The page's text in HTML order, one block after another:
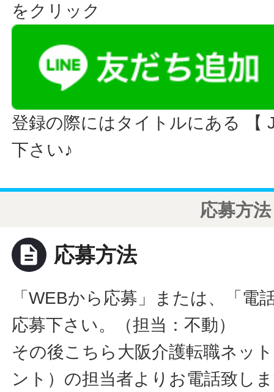
をクリック
登録の際にはタイトルにある 【
下さい♪
応募方法
description 応募方法
「WEBから応募」または、「電
応募下さい。（担当：不動）
その後こちら大阪介護転職ネッ
ント）の担当者よりお電話致し